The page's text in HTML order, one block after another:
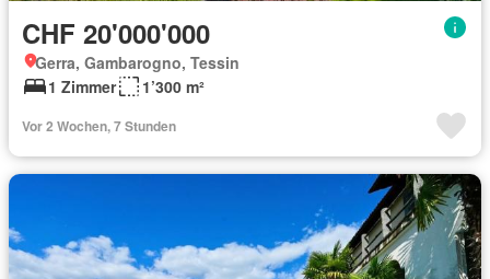
CHF 20'000'000
Gerra, Gambarogno, Tessin
1 Zimmer
1’300 m²
Vor 2 Wochen, 7 Stunden